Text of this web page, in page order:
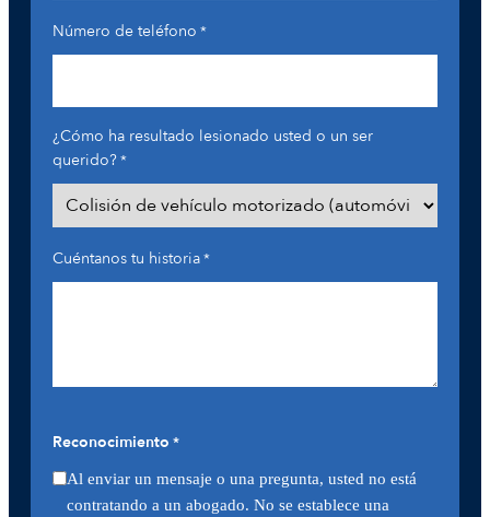
Número de teléfono *
¿Cómo ha resultado lesionado usted o un ser
querido?*
Cuéntanos tu historia*
Reconocimiento *
Al enviar un mensaje o una pregunta, usted no está
contratando a un abogado. No se establece una